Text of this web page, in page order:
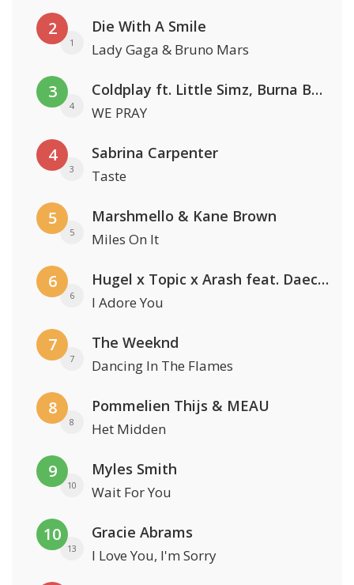
2
1
Die With A Smile
Lady Gaga & Bruno Mars
3
4
Coldplay ft. Little Simz, Burna Boy, Elyanna & Tini
WE PRAY
4
3
Sabrina Carpenter
Taste
5
5
Marshmello & Kane Brown
Miles On It
6
6
Hugel x Topic x Arash feat. Daecolm
I Adore You
7
7
The Weeknd
Dancing In The Flames
8
8
Pommelien Thijs & MEAU
Het Midden
9
10
Myles Smith
Wait For You
10
13
Gracie Abrams
I Love You, I'm Sorry